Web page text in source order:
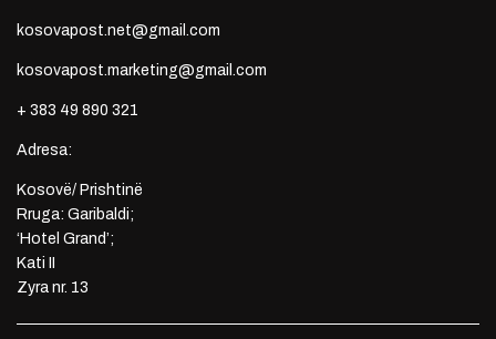
kosovapost.net@gmail.com
kosovapost.marketing@gmail.com
+ 383 49 890 321
Adresa:
Kosovë/ Prishtinë
Rruga: Garibaldi;
‘Hotel Grand’;
Kati II
Zyra nr. 13